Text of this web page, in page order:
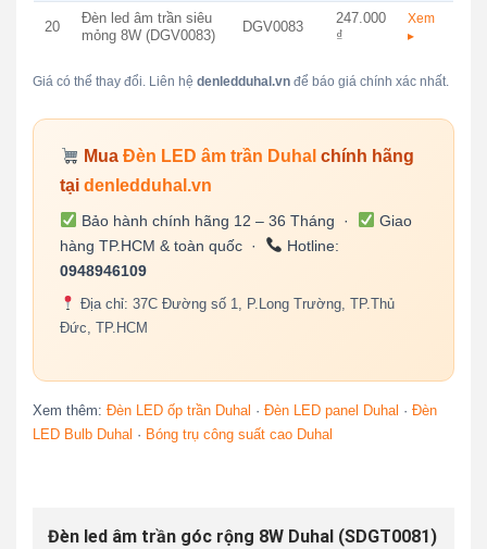
20
Đèn led âm trần siêu
mỏng 8W (DGV0083)
DGV0083
247.000
₫
Xem
▸
Giá có thể thay đổi. Liên hệ denledduhal.vnđể báo giá chính xác nhất.
MuaĐèn LED âm trần Duhal chính hãng
tại denledduhal.vn
Bảo hành chính hãng 12 – 36 Tháng ·
Giao
hàng TP.HCM & toàn quốc ·
Hotline:
0948946109
Địa chỉ: 37C Đường số 1, P.Long Trường, TP.Thủ
Đức, TP.HCM
Xem thêm: Đèn LED ốp trần Duhal · Đèn LED panel Duhal · Đèn
LED Bulb Duhal · Bóng trụ công suất cao Duhal
Đèn led âm trần góc rộng 8W Duhal (SDGT0081)